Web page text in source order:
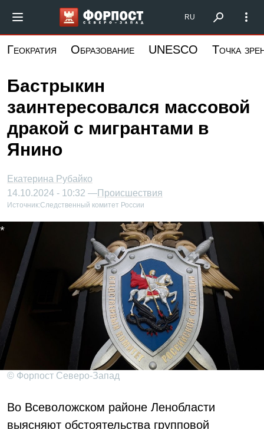
основному
Форпост Северо-Запад
RU
Геократия Образование UNESCO Точка
Бастрыкин
заинтересовался массовой
дракой с мигрантами в
Янино
Екатерина Рубайко
14.10.2024 - 10:32 —Происшествия
Источник:Следственный комитет России
© Форпост Северо-Запад
Во Всеволожском районе Ленобласти
выясняют обстоятельства групповой